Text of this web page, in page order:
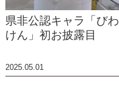
県非公認キャラ「びわ
けん」初お披露目
2025.05.01